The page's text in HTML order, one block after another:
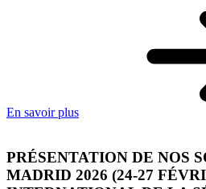
En savoir plus
PRÉSENTATION DE NOS
MADRID 2026 (24-27